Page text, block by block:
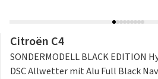
Citroën C4
SONDERMODELL BLACK EDITION
DSC Allwetter mit Alu Full Black Navi